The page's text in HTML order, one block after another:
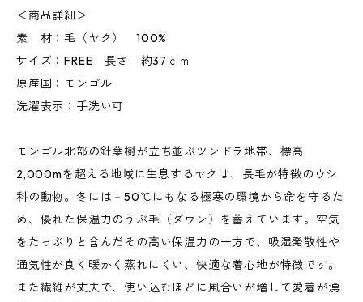
＜商品詳細＞
素 材：毛（ヤク） 100%
サイズ：FREE 長さ 約37ｃｍ
原産国：モンゴル
洗濯表示：手洗い可
モンゴル北部の針葉樹が立ち並ぶツンドラ地帯、標高
2,000mを超える地域に生息するヤクは、長毛が特徴のウシ
科の動物。冬には－50℃にもなる極寒の環境から命を守るた
め、優れた保温力のうぶ毛（ダウン）を蓄えています。空気
をたっぷりと含んだその高い保温力の一方で、吸湿発散性や
通気性が良く暖かく蒸れにくい、快適な着心地が特徴です。
また繊維が丈夫で、使い込むほどに風合いが増して愛着が湧